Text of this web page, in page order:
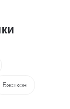
Бэсткон